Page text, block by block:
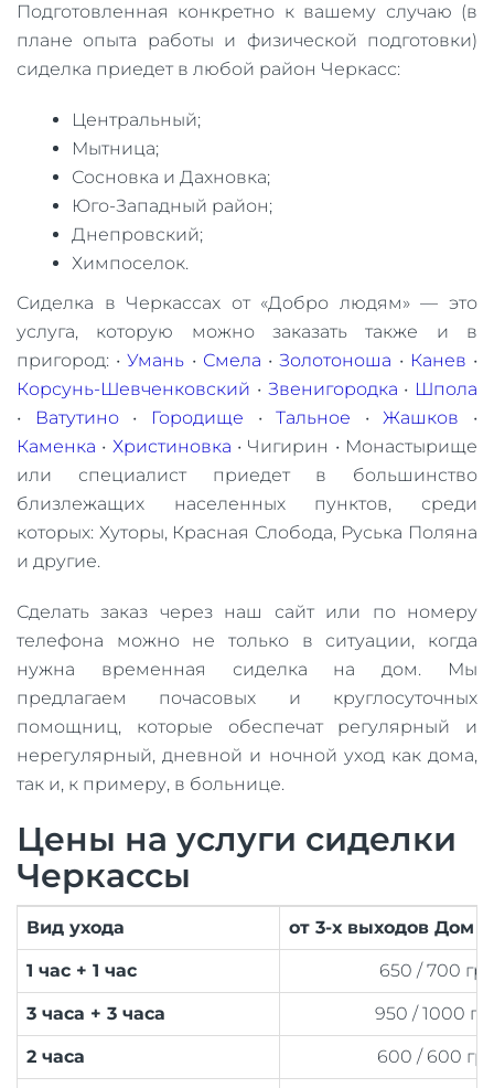
Подготовленная конкретно к вашему случаю (в
плане опыта работы и физической подготовки)
сиделка приедет в любой район Черкасс:
Центральный;
Мытница;
Сосновка и Дахновка;
Юго-Западный район;
Днепровский;
Химпоселок.
Сиделка в Черкассах от «Добро людям» — это
услуга, которую можно заказать также и в
пригород: •Умань • Смела •Золотоноша • Канев •
Корсунь-Шевченковский • Звенигородка • Шпола
•
Ватутино• Городище •Тальное •Жашков •
Каменка • Христиновка • Чигирин • Монастырище
или специалист приедет в большинство
близлежащих населенных пунктов, среди
которых: Хуторы, Красная Слобода, Руська Поляна
и другие.
Сделать заказ через наш сайт или по номеру
телефона можно не только в ситуации, когда
нужна временная сиделка на дом. Мы
предлагаем почасовых и круглосуточных
помощниц, которые обеспечат регулярный и
нерегулярный, дневной и ночной уход как дома,
так и, к примеру, в больнице.
Цены на услуги сиделки
Черкассы
Вид ухода от 3-х выходов Дом /
1 час + 1 час 650 / 700
3 часа + 3 часа 950 / 1000
2 часа 600 / 600